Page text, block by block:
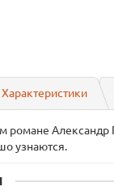
Характеристики
романе
узнаются.